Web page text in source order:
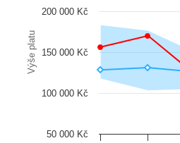
Výše platu
50 000 Kč
100 000 Kč
150 000 Kč
200 000 Kč